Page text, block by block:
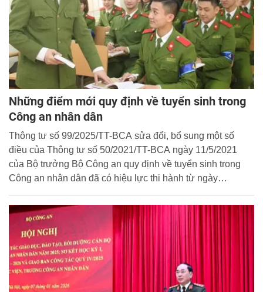
Những điểm mới quy định về tuyển sinh trong
Công an nhân dân
Thông tư số 99/2025/TT-BCA sửa đổi, bổ sung một số
điều của Thông tư số 50/2021/TT-BCA ngày 11/5/2021
của Bộ trưởng Bộ Công an quy định về tuyển sinh trong
Công an nhân dân đã có hiệu lực thi hành từ ngày
thiện quy định tuyển sinh, đặc biệt ở trình độ sau đại học.